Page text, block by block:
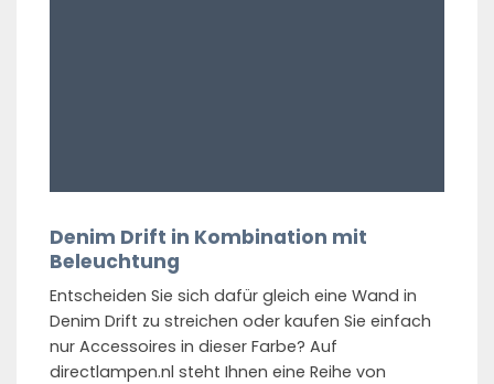
Denim Drift in Kombination mit
Beleuchtung
Entscheiden Sie sich dafür gleich eine Wand in
Denim Drift zu streichen oder kaufen Sie einfach
nur Accessoires in dieser Farbe? Auf
directlampen.nl steht Ihnen eine Reihe von